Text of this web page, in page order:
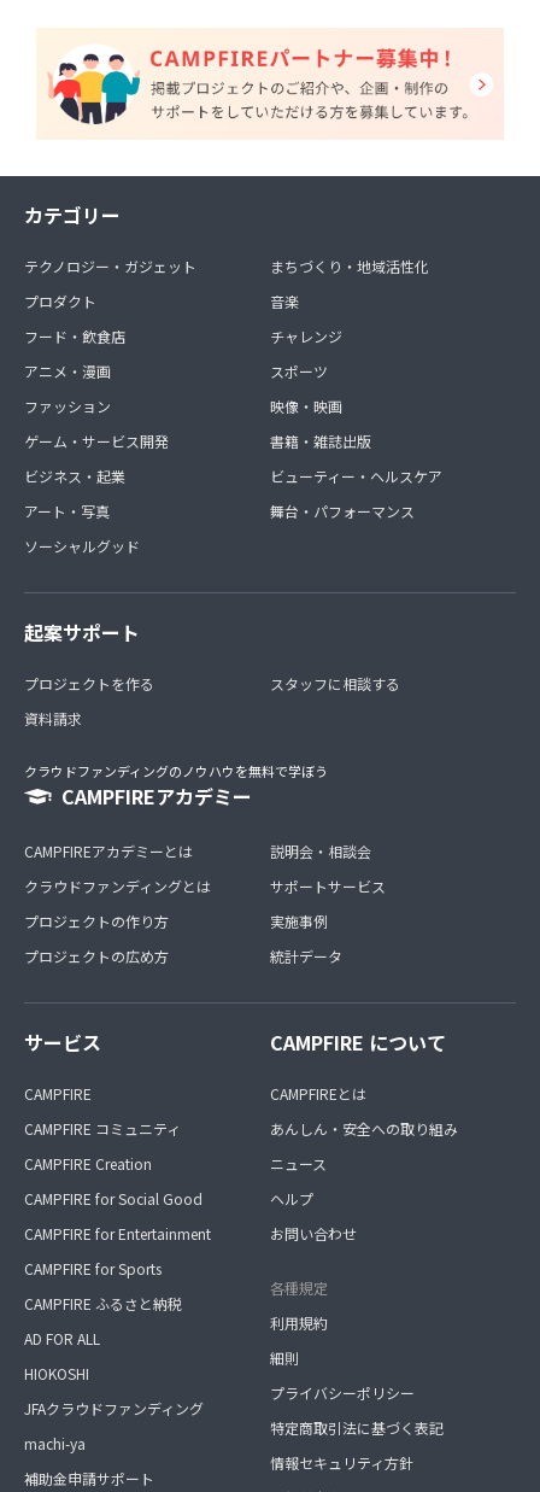
カテゴリー
テクノロジー・ガジェット
プロダクト
フード・飲食店
アニメ・漫画
ファッション
ゲーム・サービス開発
ビジネス・起業
アート・写真
ソーシャルグッド
まちづくり・地域活性化
音楽
チャレンジ
スポーツ
映像・映画
書籍・雑誌出版
ビューティー・ヘルスケア
舞台・パフォーマンス
起案サポート
プロジェクトを作る
資料請求
スタッフに相談する
クラウドファンディングのノウハウを無料で学ぼう
CAMPFIREアカデミー
CAMPFIREアカデミーとは
クラウドファンディングとは
プロジェクトの作り方
プロジェクトの広め方
説明会・相談会
サポートサービス
実施事例
統計データ
サービス
CAMPFIRE
CAMPFIRE コミュニティ
CAMPFIRE Creation
CAMPFIRE for Social Good
CAMPFIRE for Entertainment
CAMPFIRE for Sports
CAMPFIRE ふるさと納税
AD FOR ALL
HIOKOSHI
JFAクラウドファンディング
machi-ya
補助金申請サポート
CAMPFIRE について
CAMPFIREとは
あんしん・安全への取り組み
ニュース
ヘルプ
お問い合わせ
各種規定
利用規約
細則
プライバシーポリシー
特定商取引法に基づく表記
情報セキュリティ方針